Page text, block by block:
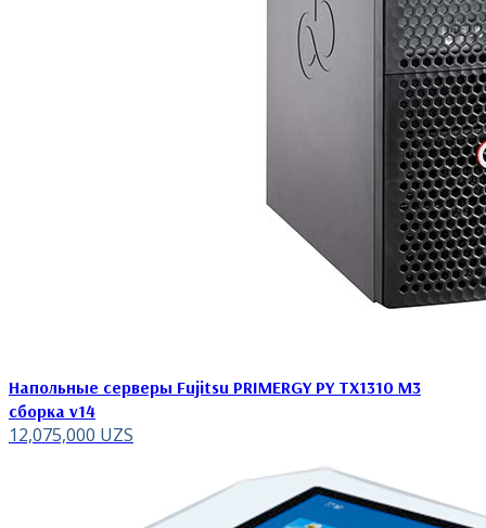
Напольные серверы Fujitsu PRIMERGY PY TX1310 M3
сборка v14
12,075,000 UZS